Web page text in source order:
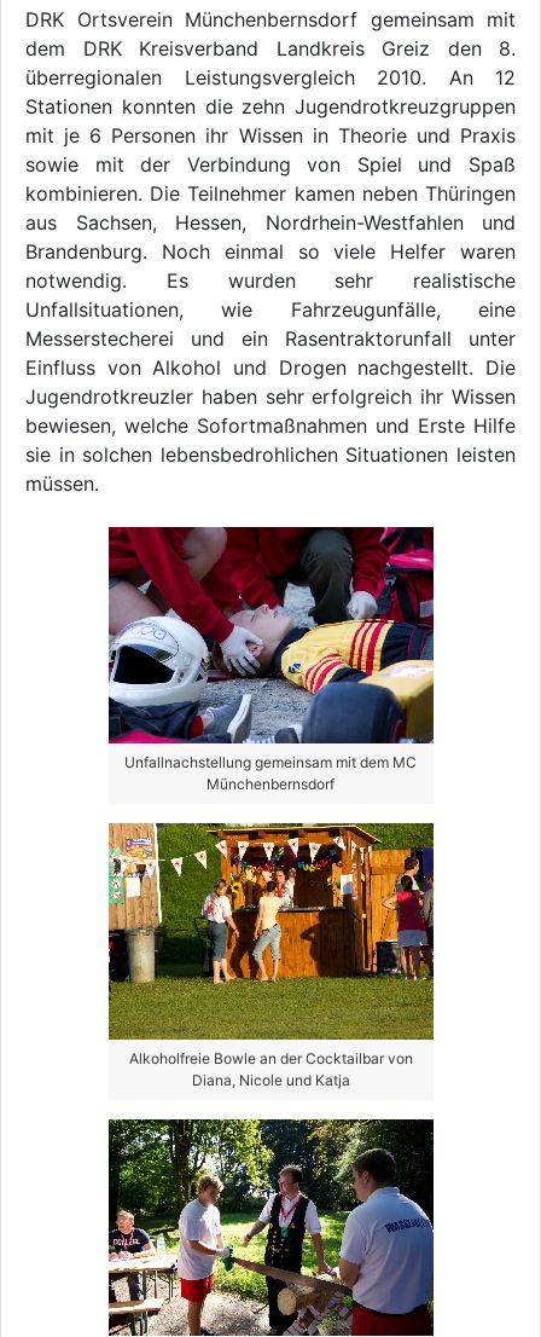
DRK Ortsverein Münchenbernsdorf gemeinsam mit
dem DRK Kreisverband Landkreis Greiz den 8.
überregionalen Leistungsvergleich 2010. An 12
Stationen konnten die zehn Jugendrotkreuzgruppen
mit je 6 Personen ihr Wissen in Theorie und Praxis
sowie mit der Verbindung von Spiel und Spaß
kombinieren. Die Teilnehmer kamen neben Thüringen
aus Sachsen, Hessen, Nordrhein-Westfahlen und
Brandenburg. Noch einmal so viele Helfer waren
notwendig. Es wurden sehr realistische
Unfallsituationen, wie Fahrzeugunfälle, eine
Messerstecherei und ein Rasentraktorunfall unter
Einfluss von Alkohol und Drogen nachgestellt. Die
Jugendrotkreuzler haben sehr erfolgreich ihr Wissen
bewiesen, welche Sofortmaßnahmen und Erste Hilfe
sie in solchen lebensbedrohlichen Situationen leisten
müssen.
Unfallnachstellung gemeinsam mit dem MC
Münchenbernsdorf
Alkoholfreie Bowle an der Cocktailbar von
Diana, Nicole und Katja